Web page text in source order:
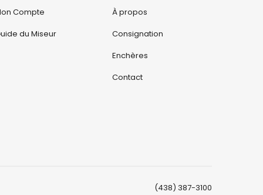
Compte
du Miseur
À propos
Consignation
Enchères
Contact
(438) 387-3100